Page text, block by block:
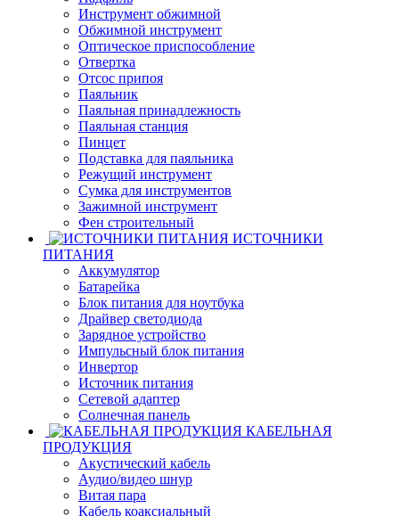
Инструмент обжимной
Обжимной инструмент
Оптическое приспособление
Отвертка
Отсос припоя
Паяльник
Паяльная принадлежность
Паяльная станция
Пинцет
Подставка для паяльника
Режущий инструмент
Сумка для инструментов
Зажимной инструмент
Фен строительный
ИСТОЧНИКИ
ПИТАНИЯ
Аккумулятор
Батарейка
Блок питания для ноутбука
Драйвер светодиода
Зарядное устройство
Импульсный блок питания
Инвертор
Источник питания
Сетевой адаптер
Солнечная панель
КАБЕЛЬНАЯ
ПРОДУКЦИЯ
Акустический кабель
Аудио/видео шнур
Витая пара
Кабель коаксиальный